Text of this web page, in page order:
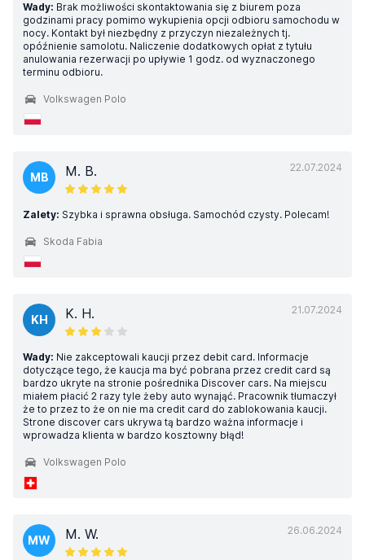
Wady: Brak możliwości skontaktowania się z biurem poza
godzinami pracy pomimo wykupienia opcji odbioru samochodu w
nocy. Kontakt był niezbędny z przyczyn niezależnych tj.
opóźnienie samolotu. Naliczenie dodatkowych opłat z tytułu
anulowania rezerwacji po upływie 1 godz. od wyznaczonego
terminu odbioru.
Volkswagen Polo
22.07.2024
MB M. B.
Zalety: Szybka i sprawna obsługa. Samochód czysty. Polecam!
Skoda Fabia
21.07.2024
KH K. H.
Wady: Nie zakceptowali kaucji przez debit card. Informacje
dotyczące tego, że kaucja ma być pobrana przez credit card są
bardzo ukryte na stronie pośrednika Discover cars. Na miejscu
miałem płacić 2 razy tyle żeby auto wynająć. Pracownik tłumaczył
że to przez to że on nie ma credit card do zablokowania kaucji.
Strone discover cars ukrywa tą bardzo ważna informacje i
wprowadza klienta w bardzo kosztowny błąd!
Volkswagen Polo
26.06.2024
MW M. W.